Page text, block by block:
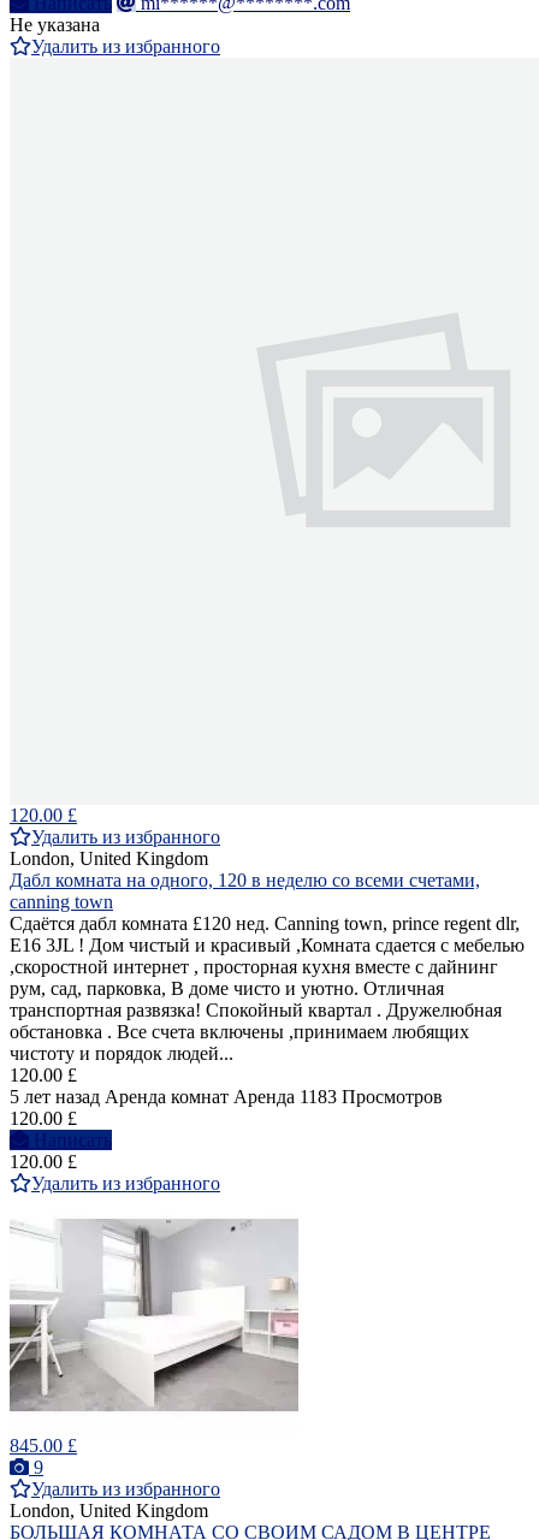
Не указана
Удалить из избранного
120.00 £
Удалить из избранного
London, United Kingdom
Дабл комната на одного, 120 в неделю со всеми счетами,
canning town
Сдаётся дабл комната £120 нед. Canning town, prince regent dlr,
E16 3JL ! Дом чистый и красивый ,Комната сдается с мебелью
,скоростной интернет , просторная кухня вместе с дайнинг
рум, сад, парковка, В доме чисто и уютно. Отличная
транспортная развязка! Спокойный квартал . Дружелюбная
обстановка . Все счета включены ,принимаем любящих
чистоту и порядок людей...
120.00 £
5 лет назад Аренда комнат Аренда 1183 Просмотров
120.00 £
Написать
120.00 £
Удалить из избранного
845.00 £
9
Удалить из избранного
London, United Kingdom
БОЛЬШАЯ КОМНАТА СО СВОИМ САДОМ В ЦЕНТРЕ